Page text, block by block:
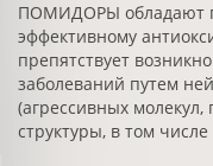
ПОМИДОРЫ обладают
эффективному
препятствует
заболеваний путем
(агрессивных
структуры, в том